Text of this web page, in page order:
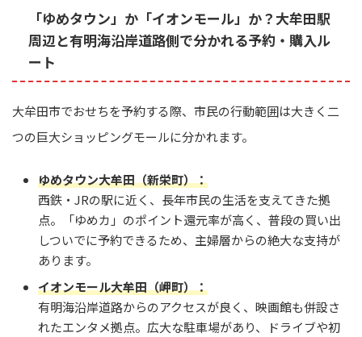
「ゆめタウン」か「イオンモール」か？大牟田駅
周辺と有明海沿岸道路側で分かれる予約・購入ル
ート
大牟田市でおせちを予約する際、市民の行動範囲は大きく二
つの巨大ショッピングモールに分かれます。
ゆめタウン大牟田（新栄町）：
西鉄・JRの駅に近く、長年市民の生活を支えてきた拠
点。「ゆめカ」のポイント還元率が高く、普段の買い出
しついでに予約できるため、主婦層からの絶大な支持が
あります。
イオンモール大牟田（岬町）：
有明海沿岸道路からのアクセスが良く、映画館も併設さ
れたエンタメ拠点。広大な駐車場があり、ドライブや初